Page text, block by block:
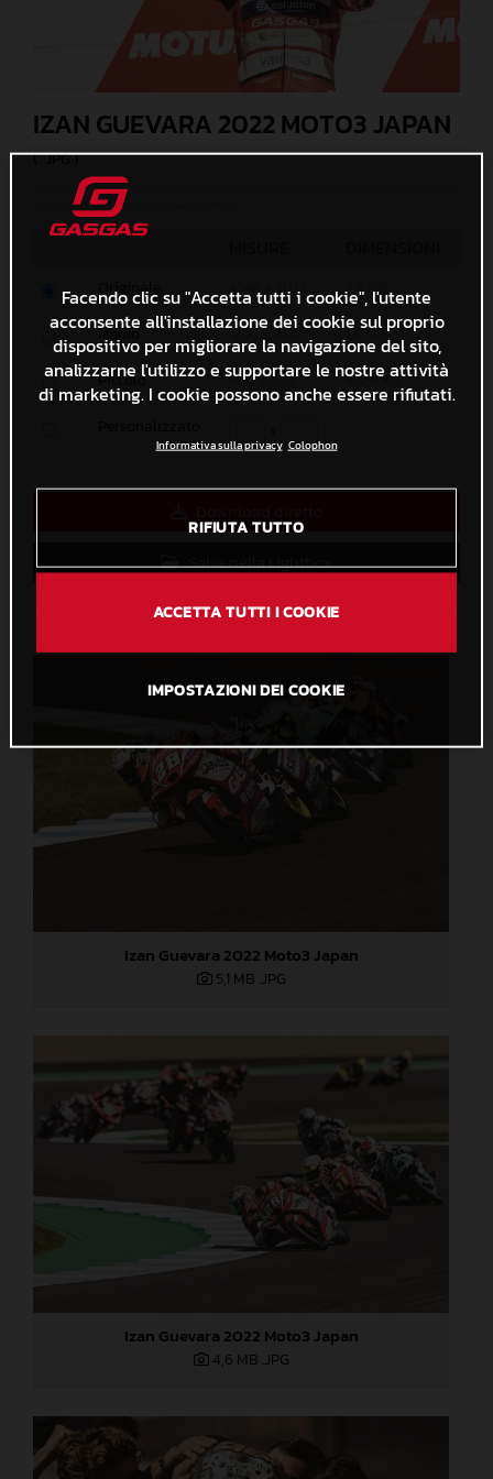
IZAN GUEVARA 2022 MOTO3 JAPAN
(. JPG )
© GASGAS Motorcycles/Polarity Photo
Originale 4548 x 3032 2,5 MB
Medio 1200 x 800 1,8 MB
Piccolo 600 x 400 672,4 KB
Salva nella Lightbox
Izan Guevara 2022 Moto3 Japan
5,1 MB .JPG
Izan Guevara 2022 Moto3 Japan
4,6 MB .JPG
Facendo clic su "Accetta tutti i cookie", l'utente
acconsente all'installazione dei cookie sul proprio
dispositivo per migliorare la navigazione del sito,
analizzarne l'utilizzo e supportare le nostre attività
di marketing. I cookie possono anche essere rifiutati.
Informativa sulla privacy Colophon
RIFIUTA TUTTO
ACCETTA TUTTI I COOKIE
IMPOSTAZIONI DEI COOKIE